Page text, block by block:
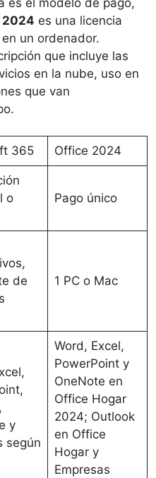
2024 es una licencia
un ordenador.
que incluye las
en la nube, uso en
que van
365 Office 2024
o
Pago único
de
1 PC o Mac
y
según
Word, Excel,
PowerPoint y
OneNote en
Office Hogar
2024; Outlook
en Office
Hogar y
Empresas